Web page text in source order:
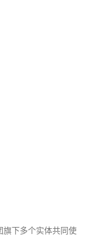
下多个实体共同使